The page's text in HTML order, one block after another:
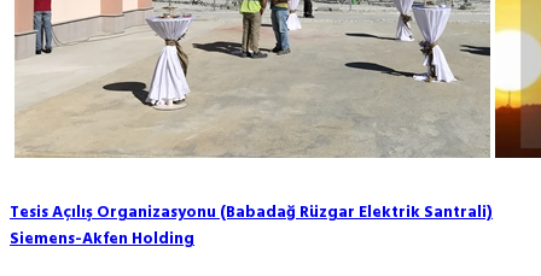
Tesis Açılış Organizasyonu (Babadağ Rüzgar Elektrik Santrali)
Siemens-Akfen Holding